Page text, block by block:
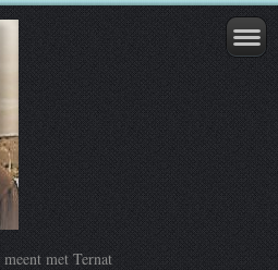
met Ternat